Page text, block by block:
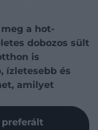
a hot-
dobozos sült
is
ízletesebb és
amilyet